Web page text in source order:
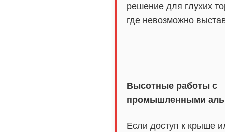
решение для глухих
где невозможно
Высотные работы с
промышленными
Если доступ к крыше